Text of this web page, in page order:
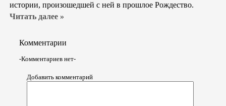
истории, произошедшей с ней в прошлое Рождество.
Читать далее »
Комментарии
-Комментариев нет-
Добавить комментарий